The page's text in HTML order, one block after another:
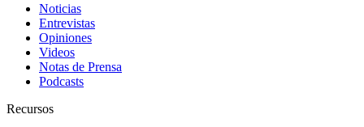
Noticias
Entrevistas
Opiniones
Videos
Notas de Prensa
Podcasts
Recursos